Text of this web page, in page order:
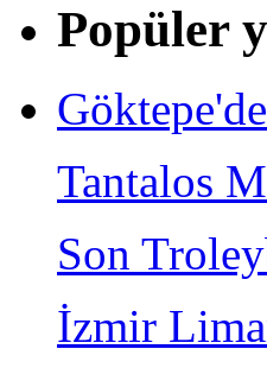
Popüler
Tantalos
Son
İzmir